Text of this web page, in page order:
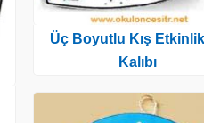
Üç Boyutlu Kış
Kalıbı